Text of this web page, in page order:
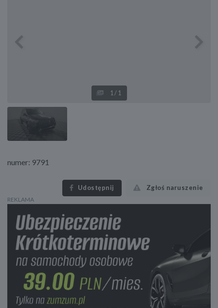
Next
1 /1
numer: 9791
Udostępnij Zgłoś naruszenie
REKLAMA